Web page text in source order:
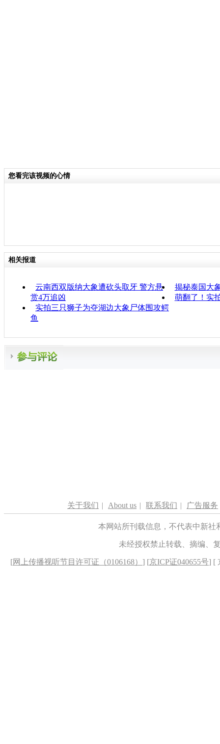
您看完该视频的心情
相关报道
云南西双版纳大象遭砍头取牙 警方悬
赏4万追凶
揭秘泰国大
萌翻了！实
实拍三只狮子为夺湖边大象尸体围攻鳄
鱼
关于我们 | About us | 联系我们 | 广告服务
本网站所刊载信息，不代表中新
未经授权禁止转载、摘编、
[网上传播视听节目许可证（0106168） ] [京ICP证040655号] [